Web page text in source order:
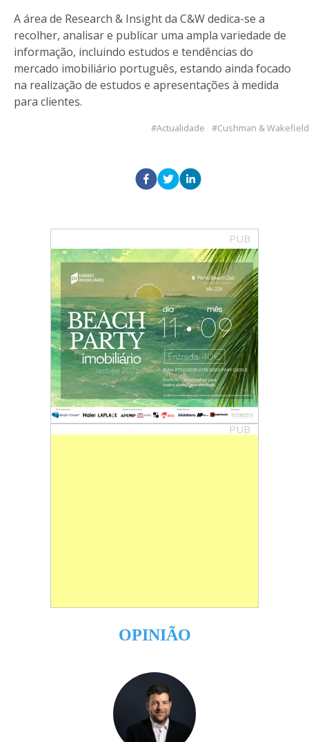
A área de Research & Insight da C&W dedica-se a
recolher, analisar e publicar uma ampla variedade de
informação, incluindo estudos e tendências do
mercado imobiliário português, estando ainda focado
na realização de estudos e apresentações à medida
para clientes.
Actualidade Cushman & Wakefield
PUB
PUB
OPINIÃO